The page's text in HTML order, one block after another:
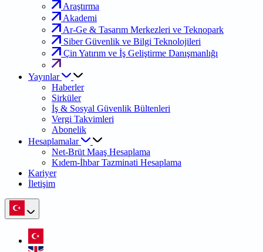
Araştırma
Akademi
Ar-Ge & Tasarım Merkezleri ve Teknopark
Siber Güvenlik ve Bilgi Teknolojileri
Çin Yatırım ve İş Geliştirme Danışmanlığı
Yayınlar
Haberler
Sirküler
İş & Sosyal Güvenlik Bültenleri
Vergi Takvimleri
Abonelik
Hesaplamalar
Net-Brüt Maaş Hesaplama
Kıdem-İhbar Tazminati Hesaplama
Kariyer
İletişim